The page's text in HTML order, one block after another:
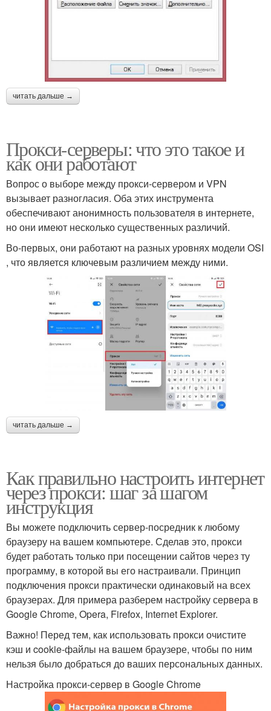
читать дальше →
Прокси-серверы: что это такое и
как они работают
Вопрос о выборе между прокси-сервером и VPN
вызывает разногласия. Оба этих инструмента
обеспечивают анонимность пользователя в интернете,
но они имеют несколько существенных различий.
Во-первых, они работают на разных уровнях модели OSI
, что является ключевым различием между ними.
читать дальше →
Как правильно настроить интернет
через прокси: шаг за шагом
инструкция
Вы можете подключить сервер-посредник к любому
браузеру на вашем компьютере. Сделав это, прокси
будет работать только при посещении сайтов через ту
программу, в которой вы его настраивали. Принцип
подключения прокси практически одинаковый на всех
браузерах. Для примера разберем настройку сервера в
Google Chrome, Opera, Firefox, Internet Explorer.
Важно! Перед тем, как использовать прокси очистите
кэш и cookie-файлы на вашем браузере, чтобы по ним
нельзя было добраться до ваших персональных данных.
Настройка прокси-сервер в Google Chrome